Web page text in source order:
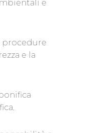
e
procedure
e la